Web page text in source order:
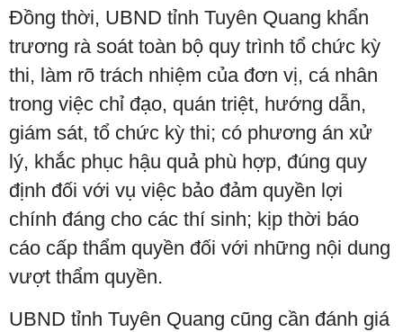
Đồng thời, UBND tỉnh Tuyên Quang khẩn
trương rà soát toàn bộ quy trình tổ chức kỳ
thi, làm rõ trách nhiệm của đơn vị, cá nhân
trong việc chỉ đạo, quán triệt, hướng dẫn,
giám sát, tổ chức kỳ thi; có phương án xử
lý, khắc phục hậu quả phù hợp, đúng quy
định đối với vụ việc bảo đảm quyền lợi
chính đáng cho các thí sinh; kịp thời báo
cáo cấp thẩm quyền đối với những nội dung
vượt thẩm quyền.
UBND tỉnh Tuyên Quang cũng cần đánh giá